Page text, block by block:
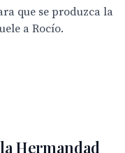
que se produzca la
a Rocío.
Hermandad